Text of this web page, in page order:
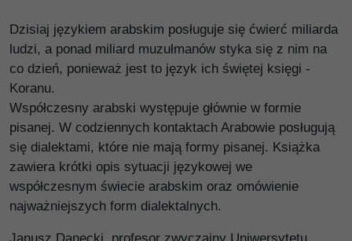
Dzisiaj językiem arabskim posługuje się ćwierć miliarda
ludzi, a ponad miliard muzułmanów styka się z nim na
co dzień, ponieważ jest to język ich świętej księgi -
Koranu.
Współczesny arabski występuje głównie w formie
pisanej. W codziennych kontaktach Arabowie posługują
się dialektami, które nie mają formy pisanej. Książka
zawiera krótki opis sytuacji językowej we
współczesnym świecie arabskim oraz omówienie
najważniejszych form dialektalnych.